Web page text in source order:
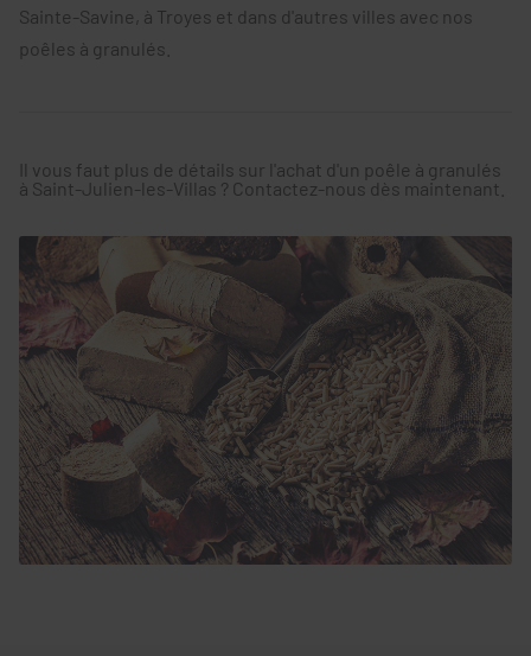
Sainte-Savine, à Troyes et dans d'autres villes avec nos
poêles à granulés.
Il vous faut plus de détails sur l'achat d'un poêle à granulés
à Saint-Julien-les-Villas ? Contactez-nous dès maintenant.